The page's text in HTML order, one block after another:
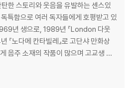
한 스토리와 웃음을 유발하는 센스있
특함으로 여러 독자들에게 호평받고 있
년 생으로, 1989년 『London 다웃
『노다메 칸타빌레』로 고단샤 만화상
음주 소재의 작품이 많으며 고교생 천
식회사 천재 패밀리』가 일본 굴지 기업
되었다. 클래식을 소재로 한『노다메 칸